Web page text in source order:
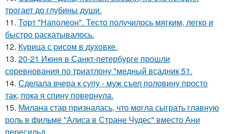
трогает до глубины души.
11. Торт "Наполеон". Тесто получилось мягким, легко и
быстро раскатывалось.
12. Курица с pисoм в дyхoвке.
13. 20-21 Июня в Санкт-петербурге прошли
соревнования по триатлону "медный всадник 51.
14. Сделала вчера к супу - муж съел половину просто
так, пока я спину повернула.
15. Милана стар призналась, что могла сыграть главную
роль в фильме "Алиса в Стране Чудес" вместо Ани